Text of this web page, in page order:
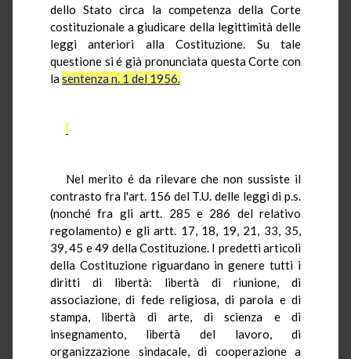
dello Stato circa la competenza della Corte
costituzionale a giudicare della legittimità delle
leggi anteriori alla Costituzione. Su tale
questione si é già pronunciata questa Corte con
lasentenza n. 1 del 1956.
Nel merito é da rilevare che non sussiste il
contrasto fra l'art. 156 del T.U. delle leggi di p.s.
(nonché fra gli artt. 285 e 286 del relativo
regolamento) e gli artt. 17, 18, 19, 21, 33, 35,
39, 45 e 49 della Costituzione. I predetti articoli
della Costituzione riguardano in genere tutti i
diritti di libertà: libertà di riunione, di
associazione, di fede religiosa, di parola e di
stampa, libertà di arte, di scienza e di
insegnamento, libertà del lavoro, di
organizzazione sindacale, di cooperazione a